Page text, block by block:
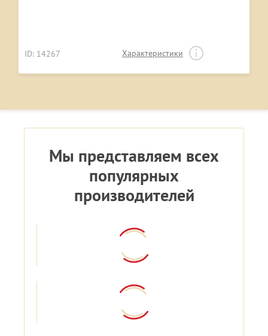
ID: 14267 Характеристики
Мы представляем всех
популярных
производителей